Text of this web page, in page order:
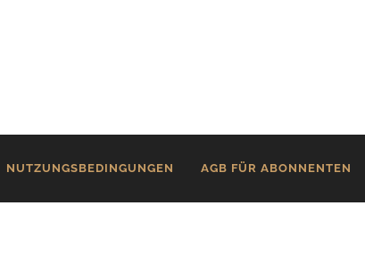
NUTZUNGSBEDINGUNGEN AGB FÜR ABONNENTEN